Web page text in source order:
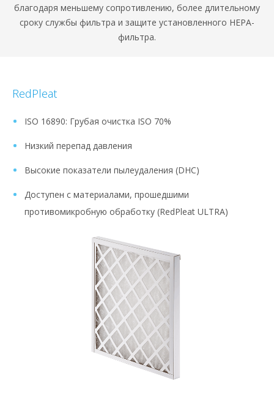
благодаря меньшему сопротивлению, более длительному
сроку службы фильтра и защите установленного HEPA-
фильтра.
RedPleat
ISO 16890: Грубая очистка ISO 70%
Низкий перепад давления
Высокие показатели пылеудаления (DHC)
Доступен с материалами, прошедшими
противомикробную обработку (RedPleat ULTRA)